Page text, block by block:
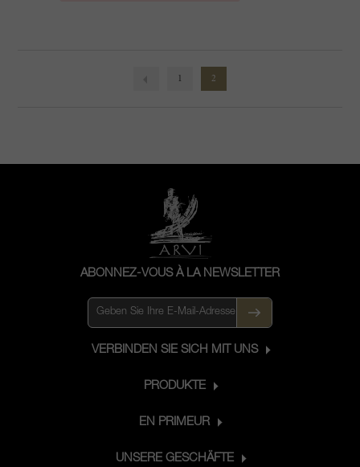
2
ABONNEZ-VOUS À LA NEWSLETTER
VERBINDEN SIE SICH MIT UNS
PRODUKTE
EN PRIMEUR
UNSERE GESCHÄFTE